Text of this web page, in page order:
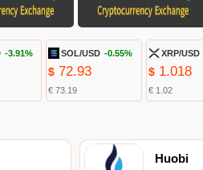
-3.91% SOL/USD -0.55%
$ 72.93
€ 73.19
XRP/USD
$ 1.018
€ 1.02
Huobi